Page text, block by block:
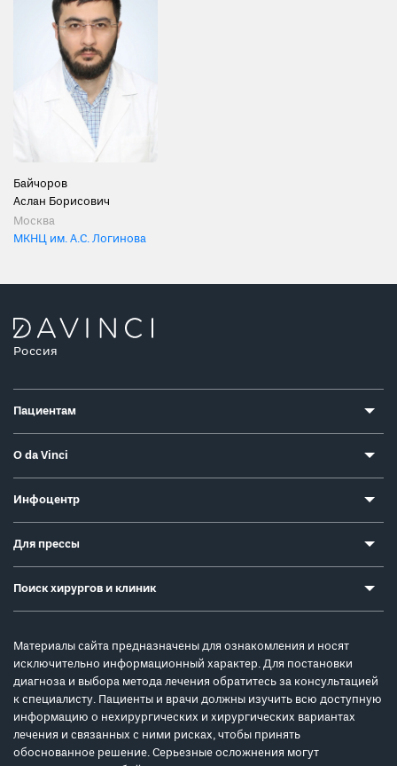
Байчоров
Аслан Борисович
Москва
МКНЦ им. А.С. Логинова
Россия
Пациентам
О da Vinci
Инфоцентр
Для прессы
Поиск хирургов и клиник
Материалы сайта предназначены для ознакомления и носят
исключительно информационный характер. Для постановки
диагноза и выбора метода лечения обратитесь за консультацией
к специалисту. Пациенты и врачи должны изучить всю доступную
информацию о нехирургических и хирургических вариантах
лечения и связанных с ними рисках, чтобы принять
обоснованное решение. Серьезные осложнения могут